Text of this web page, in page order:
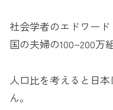
社会学者のエドワー
国の夫婦の100~200万
人口比を考えると日
ん。